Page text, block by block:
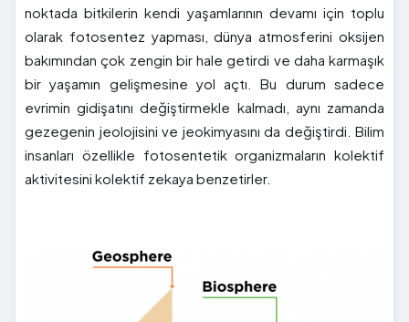
noktada bitkilerin kendi yaşamlarının devamı için toplu
olarak fotosentez yapması, dünya atmosferini oksijen
bakımından çok zengin bir hale getirdi ve daha karmaşık
bir yaşamın gelişmesine yol açtı. Bu durum sadece
evrimin gidişatını değiştirmekle kalmadı, aynı zamanda
gezegenin jeolojisini ve jeokimyasını da değiştirdi. Bilim
insanları özellikle fotosentetik organizmaların kolektif
aktivitesini kolektif zekaya benzetirler.